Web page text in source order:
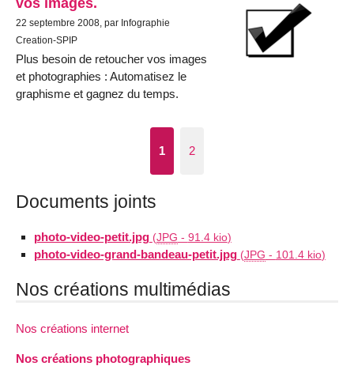
22 septembre 2008, par Infographie
Creation-SPIP
Plus besoin de retoucher vos images
et photographies : Automatisez le
graphisme et gagnez du temps.
1 2
Documents joints
photo-video-petit.jpg (JPG - 91.4 kio)
photo-video-grand-bandeau-petit.jpg (JPG - 101.4 kio)
Nos créations multimédias
Nos créations internet
Nos créations photographiques